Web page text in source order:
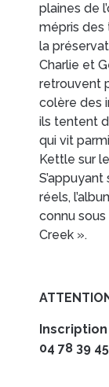
EN
plaines de
mépris des
la
Charlie et
retrouvent
colère des
ils tentent
qui vit
Kettle sur
réels,
connu
Creek ».
04 78 39